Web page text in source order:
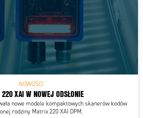
NOWOŚCI
XAI W NOWEJ ODSŁONIE
nowe modele kompaktowych skanerów kodów
rodziny Matrix 220 XAI DPM.